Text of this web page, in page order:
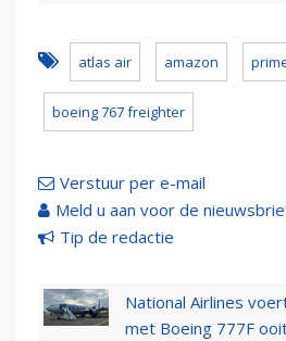
atlas air amazon
boeing 767 freighter
Verstuur per e-mail
Meld u aan voor de
Tip de redactie
National Airlines
met Boeing 777F